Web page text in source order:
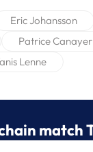
Eric Johansson
Patrice Canayer
Lenne
match